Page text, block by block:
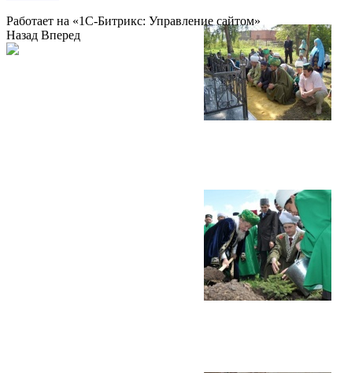
Работает на «1С-Битрикс: Управление сайтом»
Назад Вперед